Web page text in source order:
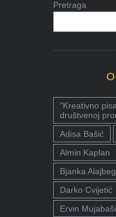
Pretraga
"Kreativno
društvenoj
Adisa Bašić
Almin Kaplan
Bjanka
Darko Cvijetić
Ervin